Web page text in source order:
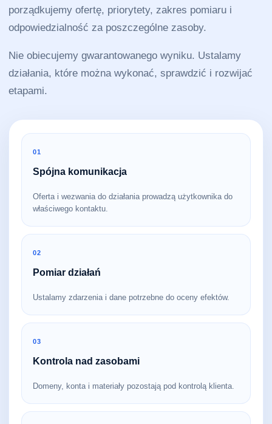
porządkujemy ofertę, priorytety, zakres pomiaru i
odpowiedzialność za poszczególne zasoby.
Nie obiecujemy gwarantowanego wyniku. Ustalamy
działania, które można wykonać, sprawdzić i rozwijać
etapami.
01
Spójna komunikacja
Oferta i wezwania do działania prowadzą użytkownika do
właściwego kontaktu.
02
Pomiar działań
Ustalamy zdarzenia i dane potrzebne do oceny efektów.
03
Kontrola nad zasobami
Domeny, konta i materiały pozostają pod kontrolą klienta.